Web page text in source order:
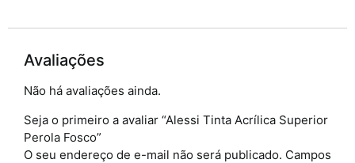
Avaliações
Não há avaliações ainda.
Seja o primeiro a avaliar “Alessi Tinta Acrílica Superior
Perola Fosco”
O seu endereço de e-mail não será publicado. Campos